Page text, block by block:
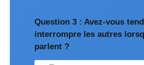
Question 3 : Avez-vous
interrompre les autres
parlent ?